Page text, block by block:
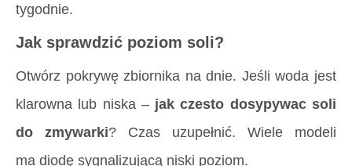
tygodnie.
Jak sprawdzić poziom soli?
Otwórz pokrywę zbiornika na dnie. Jeśli woda jest
klarowna lub niska – jak czesto dosypywac soli
do zmywarki? Czas uzupełnić. Wiele modeli
ma diodę sygnalizującą niski poziom.